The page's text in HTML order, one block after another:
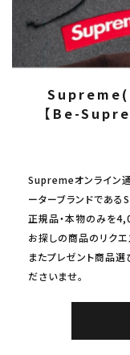
Supreme(
【Be-
Supremeオンライン
ーターブランドである
正規品・本物のみを
お探しの商品のリク
またプレゼント商品
ださいませ。